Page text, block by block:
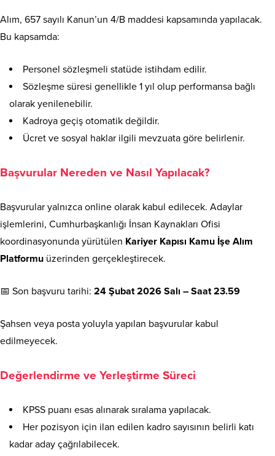
Alım, 657 sayılı Kanun’un 4/B maddesi kapsamında yapılacak.
Bu kapsamda:
Personel sözleşmeli statüde istihdam edilir.
Sözleşme süresi genellikle 1 yıl olup performansa bağlı
olarak yenilenebilir.
Kadroya geçiş otomatik değildir.
Ücret ve sosyal haklar ilgili mevzuata göre belirlenir.
Başvurular Nereden ve Nasıl Yapılacak?
Başvurular yalnızca online olarak kabul edilecek. Adaylar
işlemlerini, Cumhurbaşkanlığı İnsan Kaynakları Ofisi
koordinasyonunda yürütülen Kariyer Kapısı Kamu İşe Alım
Platformu üzerinden gerçekleştirecek.
📅 Son başvuru tarihi: 24 Şubat 2026 Salı – Saat 23.59
Şahsen veya posta yoluyla yapılan başvurular kabul
edilmeyecek.
Değerlendirme ve Yerleştirme Süreci
KPSS puanı esas alınarak sıralama yapılacak.
Her pozisyon için ilan edilen kadro sayısının belirli katı
kadar aday çağrılabilecek.